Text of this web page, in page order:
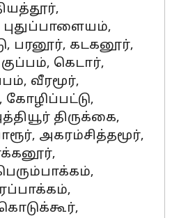
பரனூர், கடகனூர்,
கெடார்,
வீரமூர்,
கோழிப்பட்டு,
திருக்கை,
அகரம்சித்தமூர்,